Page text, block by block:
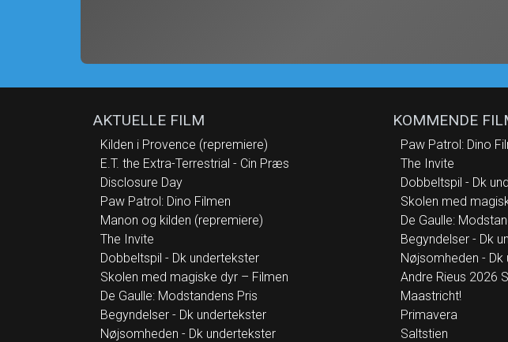
AKTUELLE FILM
Kilden i Provence (repremiere)
E.T. the Extra-Terrestrial - Cin Præs
Disclosure Day
Paw Patrol: Dino Filmen
Manon og kilden (repremiere)
The Invite
Dobbeltspil - Dk undertekster
Skolen med magiske dyr – Filmen
De Gaulle: Modstandens Pris
Begyndelser - Dk undertekster
Nøjsomheden - Dk undertekster
KOMMENDE
Paw Patrol: Dino
The Invite
Dobbeltspil - Dk
Skolen med
De Gaulle:
Begyndelser - Dk
Nøjsomheden - Dk
Andre Rieus 2026
Maastricht!
Primavera
Saltstien